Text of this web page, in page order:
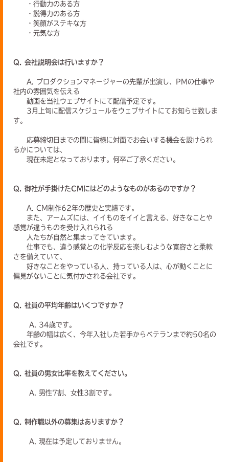
・行動力のある方
・説得力のある方
・笑顔がステキな方
・元気な方
Q. 会社説明会は行いますか？
A. プロダクションマネージャーの先輩が出演し、PMの仕事や
社内の雰囲気を伝える
動画を当社ウェブサイトにて配信予定です。
3月上旬に配信スケジュールをウェブサイトにてお知らせ致しま
す。
応募締切日までの間に皆様に対面でお会いする機会を設けられ
るかについては、
現在未定となっております。何卒ご了承ください。
Q. 御社が手掛けたCMにはどのようなものがあるのですか？
A. CM制作62年の歴史と実績です。
また、アームズには、イイものをイイと言える、好きなことや
感覚が違うものを受け入れられる
人たちが自然と集まってきています。
仕事でも、違う感覚との化学反応を楽しむような寛容さと柔軟
さを備えていて、
好きなことをやっている人、持っている人は、心が動くことに
偏見がないことに気付かされる会社です。
Q. 社員の平均年齢はいくつですか？
A. 34歳です。
年齢の幅は広く、今年入社した若手からベテランまで約50名の
会社です。
Q. 社員の男女比率を教えてください。
A. 男性7割、女性3割です。
Q. 制作職以外の募集はありますか？
A. 現在は予定しておりません。